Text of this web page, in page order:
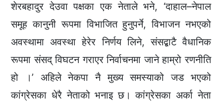
शेरबहादुर देउवा पक्षका एक नेताले भने, ‘दाहाल–नेपाल
समूह कानुनी रूपमा विभाजित हुनुपर्ने, विभाजन नभएको
अवस्थामा अवस्था हेरेर निर्णय लिने, संसद्बाटै वैधानिक
रूपमा संसद् विघटन गराएर निर्वाचनमा जाने हाम्रो रणनीति
हो ।’ अहिले नेकपा नै मुख्य समस्याको जड भएको
कांग्रेसका धेरै नेताको भनाइ छ। कांग्रेसका अर्का नेता